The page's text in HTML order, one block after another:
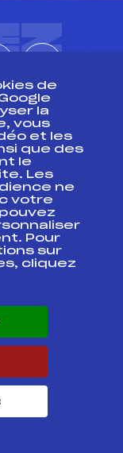
et des Équipes
à utiliser mon
la newsletter
de vos droits et
de
la
vous
et les
que des
le
Les
ne
votre
Pour
sur
cliquez